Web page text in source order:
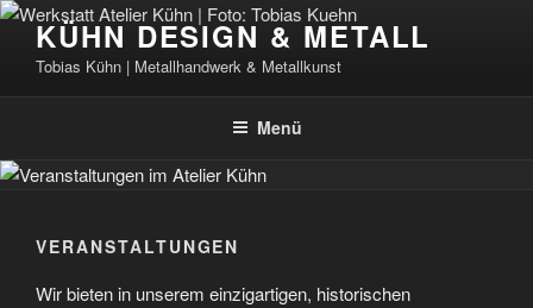
Zum
springen
KÜHN DESIGN & METALL
Tobias Kühn | Metallhandwerk & Metallkunst
Menü
VERANSTALTUNGEN
Wir bieten in unserem einzigartigen, historischen